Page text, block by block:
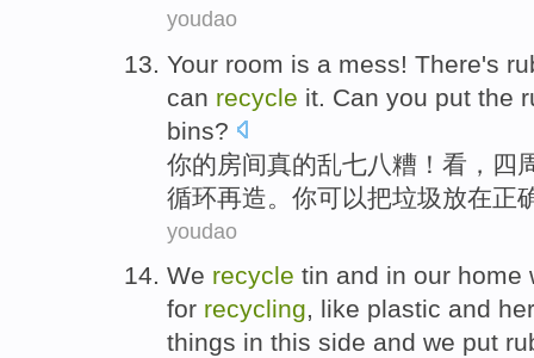
youdao
Your room is a mess! There's
can recycle it. Can you put the
bins?
你的房间真的乱七八糟 ！看， 四
循环再造。你可以把垃圾放在正
youdao
We recycle tin and in our home
for recycling, like plastic and
things in this side and we put